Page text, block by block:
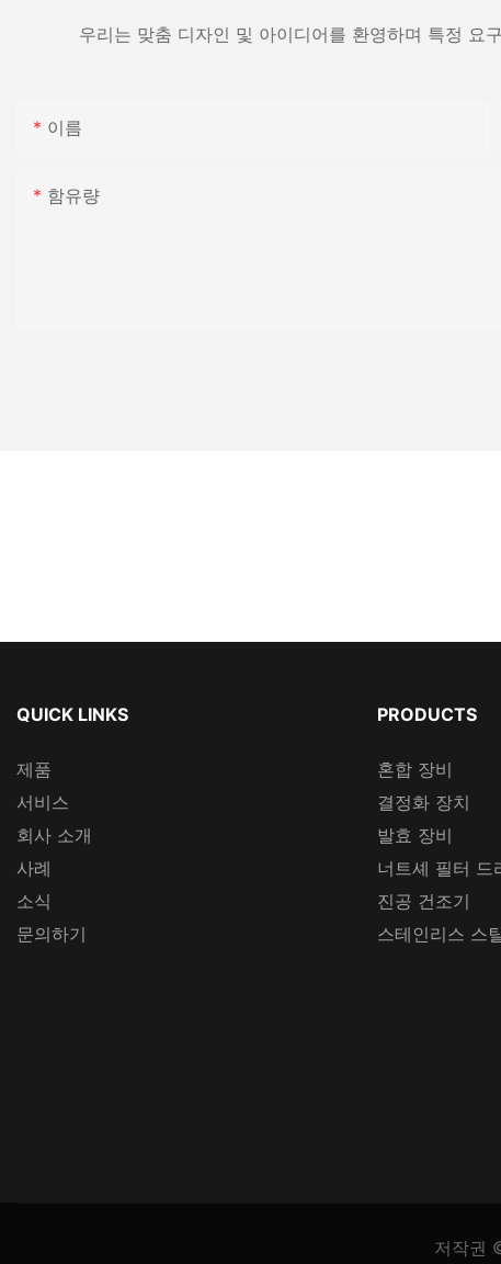
우리는 맞춤 디자인 및 아이디어를 환영하며 특정 요
이름
함유량
QUICK LINKS
제품
서비스
회사 소개
사례
소식
문의하기
PRODUCTS
혼합 장비
결정화 장치
발효 장비
너트셰 필터 드
진공 건조기
스테인리스 스
저작권